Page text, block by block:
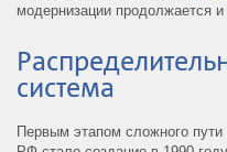
модернизации продолжается и
система
Первым этапом сложного пути